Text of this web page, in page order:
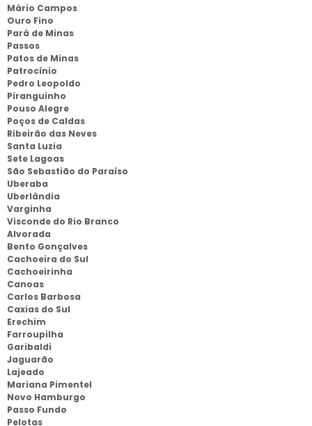
Mário Campos
Ouro Fino
Pará de Minas
Passos
Patos de Minas
Patrocínio
Pedro Leopoldo
Piranguinho
Pouso Alegre
Poços de Caldas
Ribeirão das Neves
Santa Luzia
Sete Lagoas
São Sebastião do Paraíso
Uberaba
Uberlândia
Varginha
Visconde do Rio Branco
Alvorada
Bento Gonçalves
Cachoeira do Sul
Cachoeirinha
Canoas
Carlos Barbosa
Caxias do Sul
Erechim
Farroupilha
Garibaldi
Jaguarão
Lajeado
Mariana Pimentel
Novo Hamburgo
Passo Fundo
Pelotas